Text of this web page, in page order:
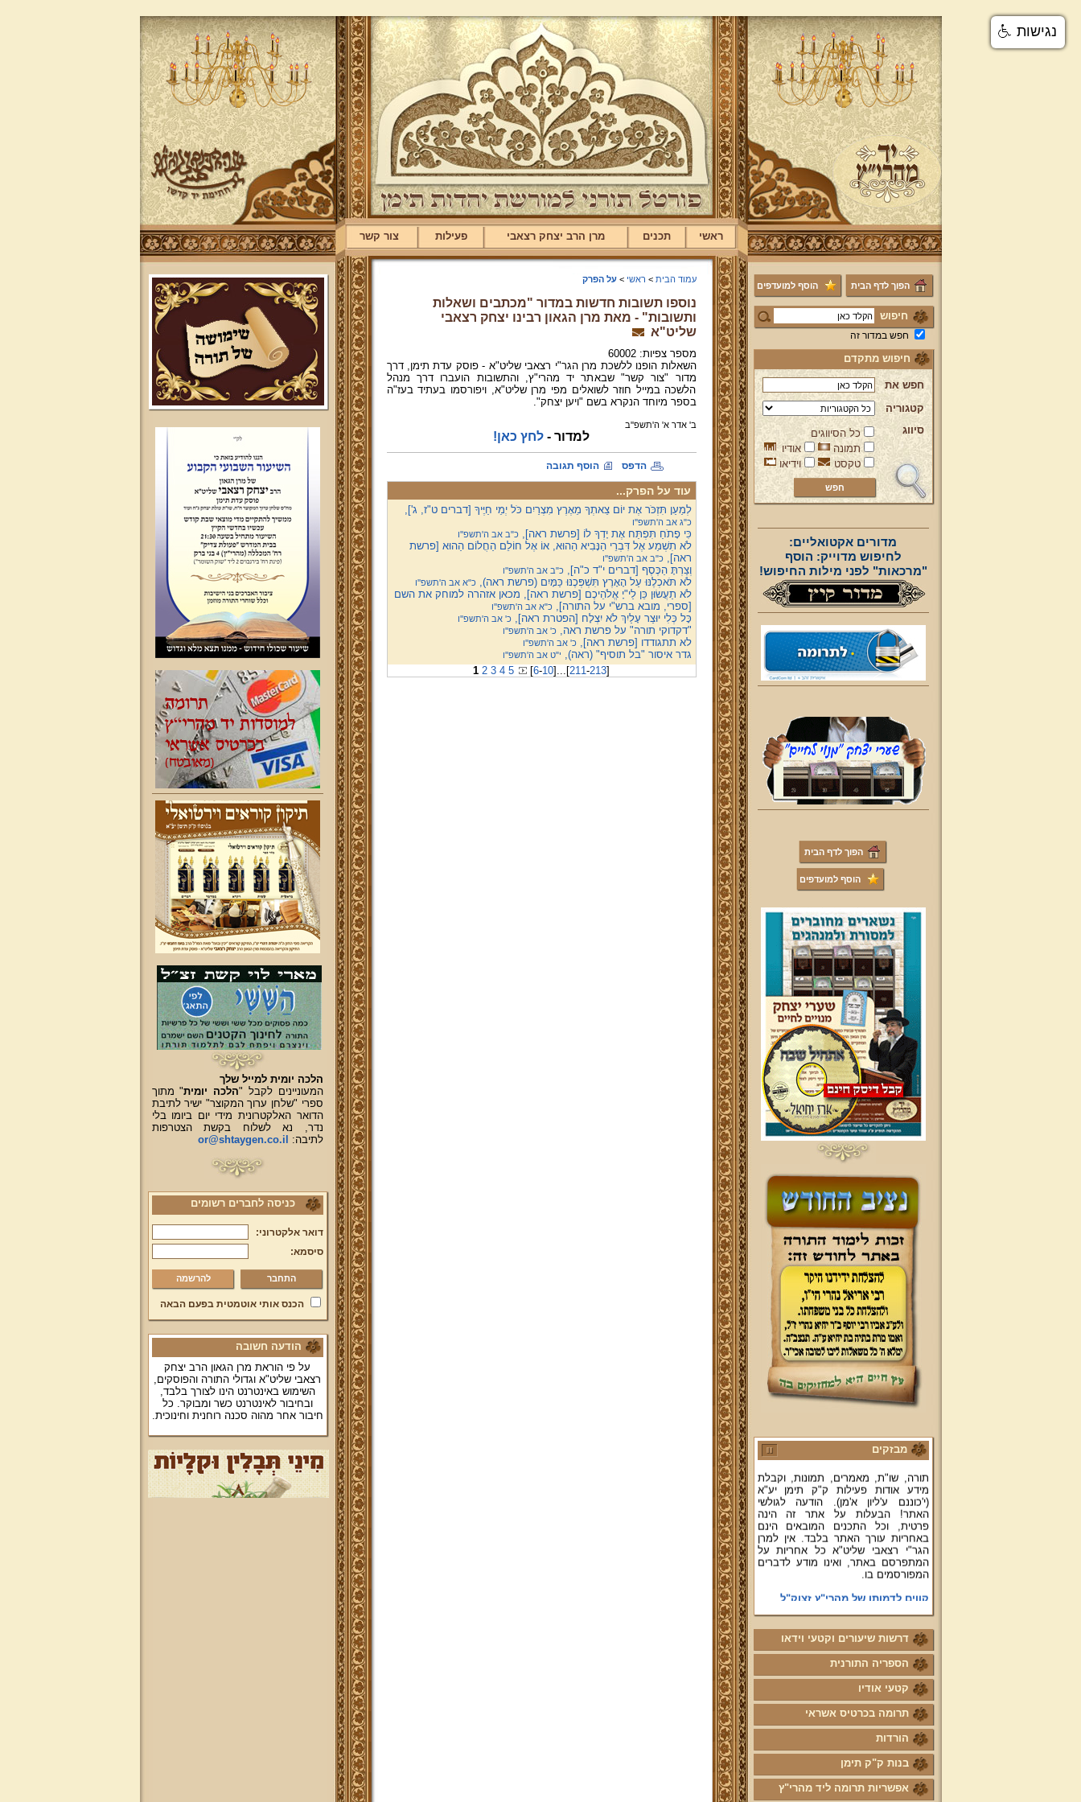
ראשי תכנים מרן הרב יצחק רצאבי פעילות צור קשר
הפוך לדף הבית הוסף למועדפים
חיפוש
חפש במדור זה
חיפוש מתקדם
חפש את
קטגוריה
סיווג
כל הסיווגים
תמונה
אודיו
טקסט
וידיאו
מדורים אקטואליים:
לחיפוש מדוייק: הוסף
"מרכאות" לפני מילות החיפוש!
הפוך לדף הבית
הוסף למועדפים
מבזקים
ברוכים הבאים לאתר מהרי"ץ
יד מהרי"ץ - פורטל תורני למורשת יהדות
תימן, האתר הרשמי להנצחת מורשתו
של גאון רבני תימן ותפארתם מהרי"ץ
זצוק"ל. באתר תמצאו גם תכנים תורניים
והלכתיים רבים של מרן הגאון הרב יצחק
ושו"ת עולת יצחק ג"ח ועוד, וכן תוכלו
לעיין ולהאזין ולצפות במבחר שיעורי
מידע אודות פעילות ק"ק תימן יע"א
(י'כוננם ע'ליון א'מן). הודעה לגולשי
האתר! הבעלות על אתר זה הינה
פרטית, וכל התכנים המובאים הינם
באחריות עורך האתר בלבד. אין למרן
הגר"י רצאבי שליט"א כל אחריות על
המתפרסם באתר, ואינו מודע לדברים
המפורסמים בו.
טופס הוראת קבע
לוח לימוד "עמוד יומי" בספר הזוהר
הקדוש
קול קורא לעמוד על משמר מסורת
ק"ק תימן יע"א וחיזוקה
פרשת השבוע להאזנה מאת החזן
ה"ה יהודה דהרי הי"ו
הרשמה לקהילת מהרי"ץ
דרשות שיעורים וקטעי וידאו
הספריה התורנית
קטעי אודיו
תרומה בכרטיס אשראי
הורדות
בנות ק"ק תימן
אפשריות תרומה ליד מהרי"ץ
עמוד הבית > ראשי >על הפרק
נוספו תשובות חדשות במדור "מכתבים ושאלות
ותשובות" - מאת מרן הגאון רבינו יצחק רצאבי
שליט"א
מספר צפיות: 60002
השאלות הופנו ללשכת מרן הגר"י רצאבי שליט"א - פוסק עדת תימן, דרך
מדור "צור קשר" שבאתר יד מהרי"ץ, והתשובות הועברו דרך מנהל
הלשכה במייל חוזר לשואלים מפי מרן שליט"א, ויפורסמו בעתיד בעז"ה
בספר מיוחד הנקרא בשם "ויען יצחק".
ב' אדר א' ה'תשפ''ב
למדור - לחץ כאן!
הדפס הוסף תגובה
עוד על הפרק...
לְמַעַן תִּזְכֹּר אֶת יוֹם צֵאתְךָ מֵאֶרֶץ מִצְרַיִם כֹּל יְמֵי חַיֶּיךָ [דברים ט"ז, ג'],
כ"ג אב ה'תשפ''ו
כִּי פָתֹחַ תִּפְתַּח אֶת יָדְךָ לוֹ [פרשת ראה],כ"ב אב ה'תשפ''ו
לֹא תִשְׁמַע אֶל דִּבְרֵי הַנָּבִיא הַהוּא, אוֹ אֶל חוֹלֵם הַחֲלוֹם הַהוּא [פרשת
ראה],כ"ב אב ה'תשפ''ו
וְצַרְתָּ הַכֶּסֶף [דברים י"ד כ"ה],כ"ב אב ה'תשפ''ו
לֹא תֹּאכְלֶנּוּ עַל הָאָרֶץ תִּשְׁפְּכֶנּוּ כַּמָּיִם (פרשת ראה),כ"א אב ה'תשפ''ו
לֹא תַעֲשׂוּן כֵּן לַי"יָ אֱלֹהֵיכֶם [פרשת ראה], מכאן אזהרה למוחק את השם
[ספרי, מובא ברש"י על התורה],כ"א אב ה'תשפ''ו
כָּל כְּלִי יוּצַר עָלַיִךְ לֹא יִצְלָח [הפטרת ראה],כ' אב ה'תשפ''ו
"דקדוקי תורה" על פרשת ראה,כ' אב ה'תשפ''ו
לא תתגודדו [פרשת ראה],כ' אב ה'תשפ''ו
גדר איסור "בל תוסיף" (ראה), י"ט אב ה'תשפ''ו
1 2 3 4 5 [6-10] ... [211-213]
הלכה יומית למייל שלך
המעוניינים לקבל "הלכה יומית" מתוך
ספרי "שלחן ערוך המקוצר" ישיר לתיבת
הדואר האלקטרונית מידי יום ביומו בלי
נדר, נא לשלוח בקשת הצטרפות
לתיבה:
or@shtaygen.co.il
כניסה לחברים רשומים
דואר אלקטרוני:
סיסמא:
להרשמה
הכנס אותי אוטמטית בפעם הבאה
הודעה חשובה
על פי הוראת מרן הגאון הרב יצחק
רצאבי שליט"א וגדולי התורה והפוסקים,
השימוש באינטרנט הינו לצורך בלבד,
ובחיבור לאינטרנט כשר ומבוקר. כל
חיבור אחר מהוה סכנה רוחנית וחינוכית.
נגישות